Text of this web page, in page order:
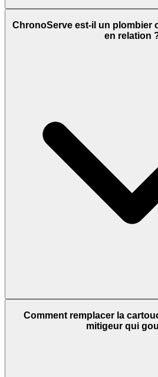
ChronoServe est-il un plombier
en relation
Comment remplacer la
mitigeur qui